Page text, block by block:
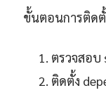
ขั้นตอนการติด
ตรวจสอบ
ติดตั้ง